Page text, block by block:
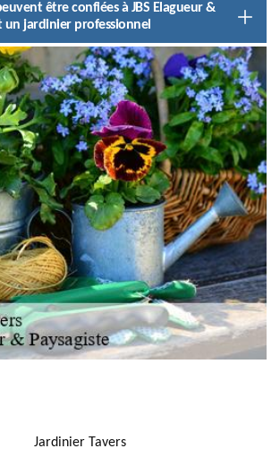
être confiées à JBS Elagueur &
un jardinier professionnel
Jardinier Tavers